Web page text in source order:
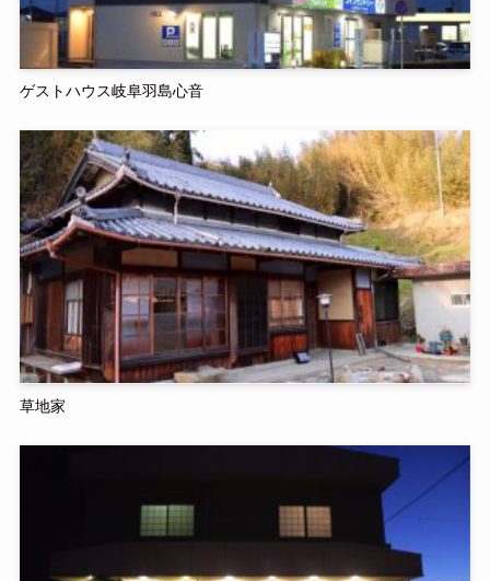
ゲストハウス岐阜羽島心音
草地家